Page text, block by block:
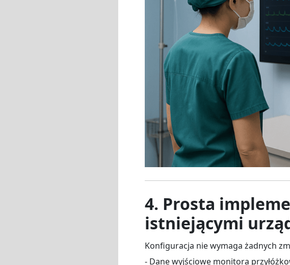
4. Prosta
istniejącymi
Konfiguracja nie wymaga żadnych
- Dane wyjściowe monitora